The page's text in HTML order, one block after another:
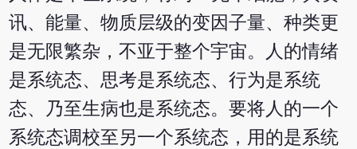
讯、能量、物质层级的变因子量、种类更
是无限繁杂，不亚于整个宇宙。人的情绪
是系统态、思考是系统态、行为是系统
态、乃至生病也是系统态。要将人的一个
系统态调校至另一个系统态，用的是系统